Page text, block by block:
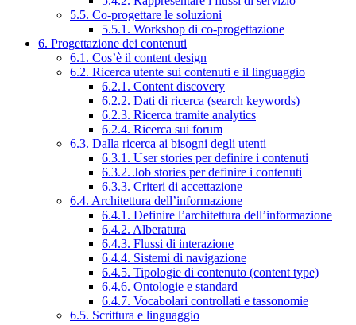
5.5. Co-progettare le soluzioni
5.5.1. Workshop di co-progettazione
6. Progettazione dei contenuti
6.1. Cos’è il content design
6.2. Ricerca utente sui contenuti e il linguaggio
6.2.1. Content discovery
6.2.2. Dati di ricerca (search keywords)
6.2.3. Ricerca tramite analytics
6.2.4. Ricerca sui forum
6.3. Dalla ricerca ai bisogni degli utenti
6.3.1. User stories per definire i contenuti
6.3.2. Job stories per definire i contenuti
6.3.3. Criteri di accettazione
6.4. Architettura dell’informazione
6.4.1. Definire l’architettura dell’informazione
6.4.2. Alberatura
6.4.3. Flussi di interazione
6.4.4. Sistemi di navigazione
6.4.5. Tipologie di contenuto (content type)
6.4.6. Ontologie e standard
6.4.7. Vocabolari controllati e tassonomie
6.5. Scrittura e linguaggio